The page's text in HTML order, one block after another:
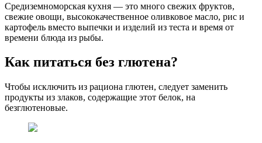
Средиземноморская кухня — это много свежих фруктов,
свежие овощи, высококачественное оливковое масло, рис и
картофель вместо выпечки и изделий из теста и время от
времени блюда из рыбы.
Как питаться без глютена?
Чтобы исключить из рациона глютен, следует заменить
продукты из злаков, содержащие этот белок, на
безглютеновые.